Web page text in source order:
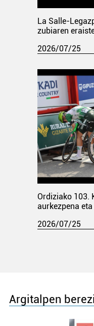
La Salle-
zubiaren
2026/07/25
Ordiziako 103.
aurkezpena
2026/07/25
Argitalpen